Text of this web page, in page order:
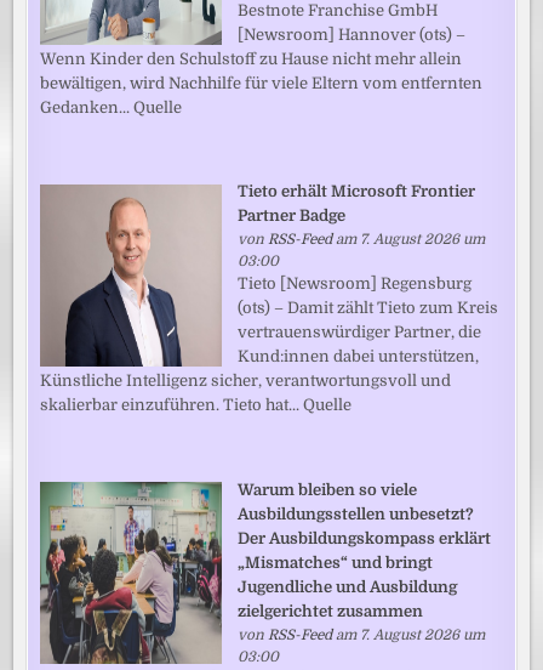
Bestnote Franchise GmbH
[Newsroom] Hannover (ots) –
Wenn Kinder den Schulstoff zu Hause nicht mehr allein
bewältigen, wird Nachhilfe für viele Eltern vom entfernten
Gedanken... Quelle
Tieto erhält Microsoft Frontier
Partner Badge
vonRSS-Feedam 7. August 2026 um
03:00
Tieto [Newsroom] Regensburg
(ots) – Damit zählt Tieto zum Kreis
vertrauenswürdiger Partner, die
Kund:innen dabei unterstützen,
Künstliche Intelligenz sicher, verantwortungsvoll und
skalierbar einzuführen. Tieto hat... Quelle
Warum bleiben so viele
Ausbildungsstellen unbesetzt?
Der Ausbildungskompass erklärt
„Mismatches“ und bringt
Jugendliche und Ausbildung
zielgerichtet zusammen
von RSS-Feedam 7. August 2026 um
03:00